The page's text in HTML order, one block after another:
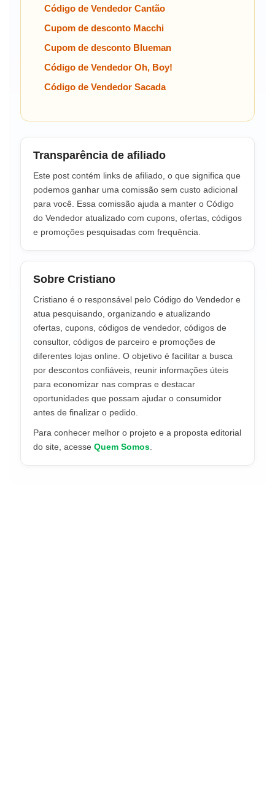
Código de Vendedor Cantão
Cupom de desconto Macchi
Cupom de desconto Blueman
Código de Vendedor Oh, Boy!
Código de Vendedor Sacada
Transparência de afiliado
Este post contém links de afiliado, o que significa que
podemos ganhar uma comissão sem custo adicional
para você. Essa comissão ajuda a manter o Código
do Vendedor atualizado com cupons, ofertas, códigos
e promoções pesquisadas com frequência.
Sobre Cristiano
Cristiano é o responsável pelo Código do Vendedor e
atua pesquisando, organizando e atualizando
ofertas, cupons, códigos de vendedor, códigos de
consultor, códigos de parceiro e promoções de
diferentes lojas online. O objetivo é facilitar a busca
por descontos confiáveis, reunir informações úteis
para economizar nas compras e destacar
oportunidades que possam ajudar o consumidor
antes de finalizar o pedido.
Para conhecer melhor o projeto e a proposta editorial
do site, acesse Quem Somos